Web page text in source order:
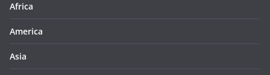
Africa
America
Asia